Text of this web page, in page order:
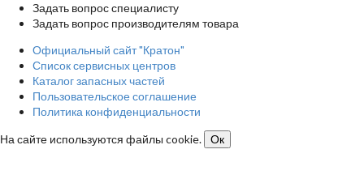
Задать вопрос специалисту
Задать вопрос производителям товара
Официальный сайт "Кратон"
Список сервисных центров
Каталог запасных частей
Пользовательское соглашение
Политика конфиденциальности
На сайте используются файлы cookie.
Ок